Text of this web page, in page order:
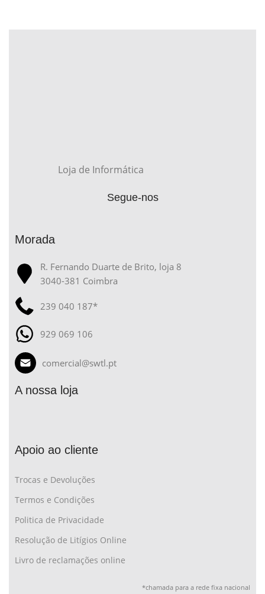
Loja de Informática
Segue-nos
Morada
R. Fernando Duarte de Brito, loja 8
3040-381 Coimbra
239 040 187*
929 069 106
comercial@swtl.pt
A nossa loja
Apoio ao cliente
Trocas e Devoluções
Termos e Condições
Politica de Privacidade
Resolução de Litígios Online
Livro de reclamações online
*chamada para a rede fixa nacional